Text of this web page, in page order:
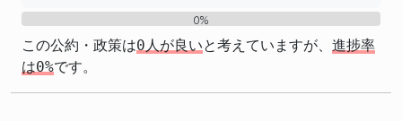
0%
この公約・政策は0人が良いと考えていますが、 進捗率
は0%です。